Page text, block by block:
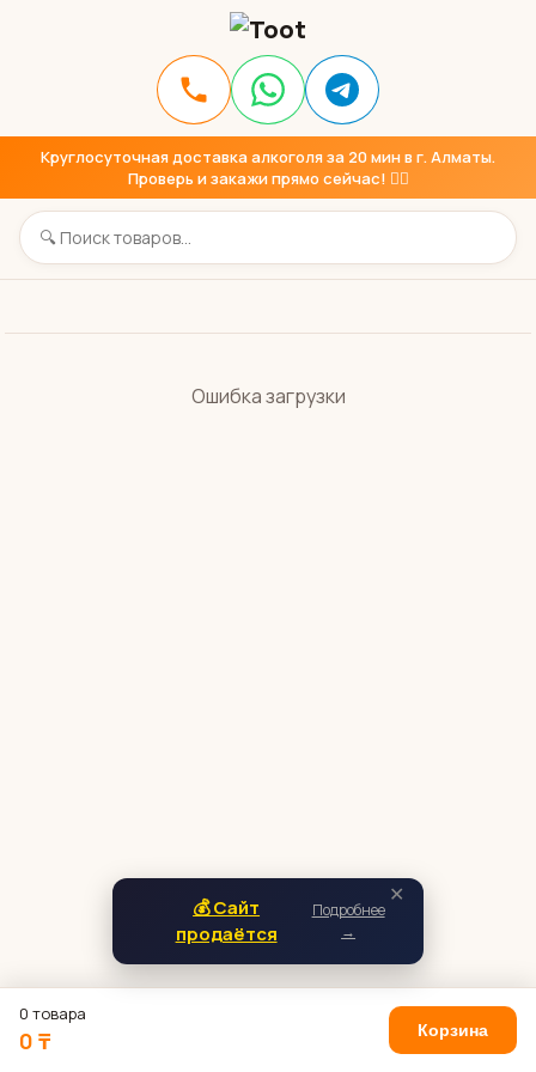
Круглосуточная доставка алкоголя за 20 мин в г. Алматы.
Проверь и закажи прямо сейчас! 👇🏼
Ошибка загрузки
✕
💰 Сайт
продаётся
Подробнее
→
0 товара
0 ₸ Корзина